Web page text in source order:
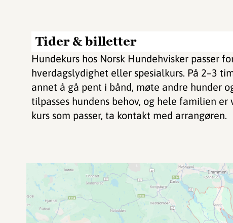
Tider & billetter
Hundekurs hos Norsk Hundehvisker passer
hverdagslydighet eller spesialkurs. På 2–3
annet å gå pent i bånd, møte andre hunder
tilpasses hundens behov, og hele familien
kurs som passer, ta kontakt med arrangøren.